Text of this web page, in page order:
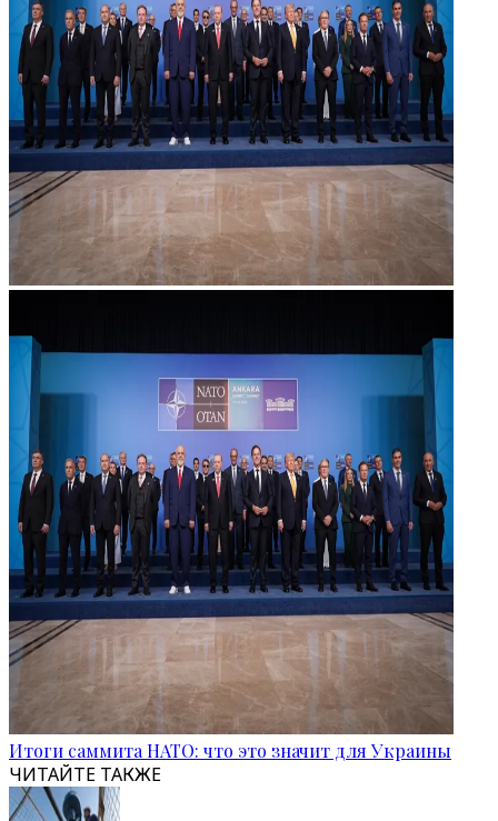
Итоги саммита НАТО: что это значит для Украины
ЧИТАЙТЕ ТАКЖЕ